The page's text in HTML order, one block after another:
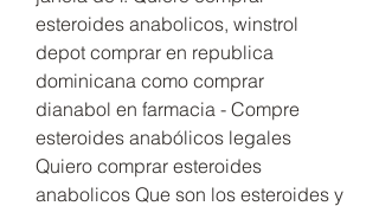
esteroides anabolicos, winstrol
depot comprar en republica
dominicana como comprar
dianabol en farmacia - Compre
esteroides anabólicos legales
Quiero comprar esteroides
anabolicos Que son los esteroides y